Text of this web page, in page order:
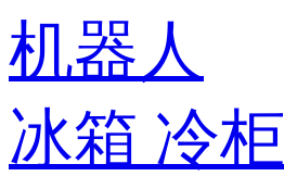
机器人
冰箱 冷柜